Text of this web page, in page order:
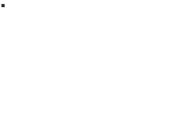
■